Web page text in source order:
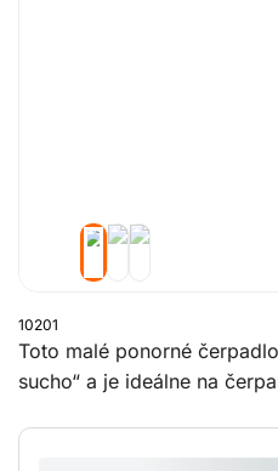
10201
Toto malé ponorné
sucho“ a je ideálne na